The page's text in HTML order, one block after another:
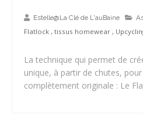
Estelle@La Clé de L'auBaine
Flatlock , tissus homewear ,
La technique qui permet de
unique, à partir de chutes,
complètement originale : Le